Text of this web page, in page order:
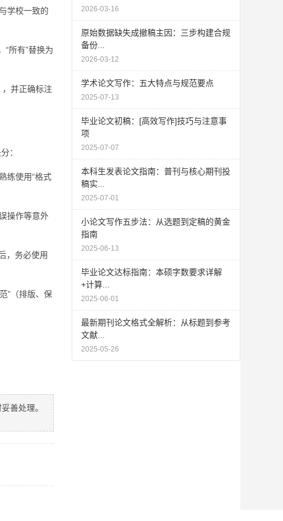
学校一致的
所有”替换为
并正确标注
：
练使用“格式
操作等意外
，务必使用
”（排版、保
善处理。
2026-03-16
原始数据缺失成撤稿主因：三步构建合规
备份...
2026-03-12
学术论文写作：五大特点与规范要点
2025-07-13
毕业论文初稿：[高效写作]技巧与注意事
项
2025-07-07
本科生发表论文指南：普刊与核心期刊投
稿实...
2025-07-01
小论文写作五步法：从选题到定稿的黄金
指南
2025-06-13
毕业论文达标指南：本硕字数要求详解
+计算...
2025-06-01
最新期刊论文格式全解析：从标题到参考
文献...
2025-05-26